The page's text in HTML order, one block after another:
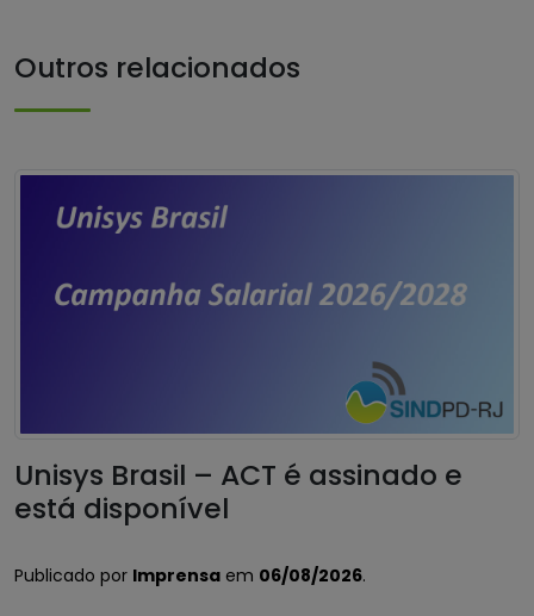
Outros relacionados
Unisys Brasil – ACT é assinado e
está disponível
Publicado por Imprensa em 06/08/2026.